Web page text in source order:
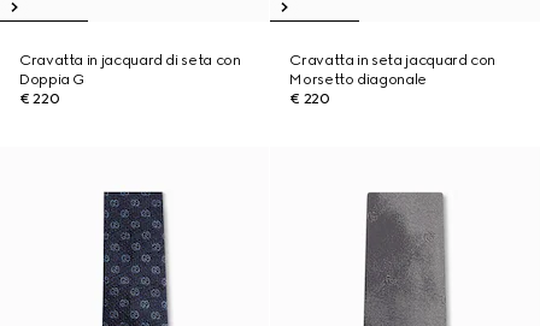
Cravatta in jacquard di seta con
Doppia G
€ 220
Cravatta in seta jacquard con
Morsetto diagonale
€ 220